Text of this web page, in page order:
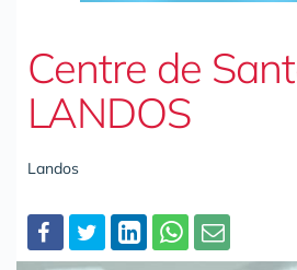
Centre de
LANDOS
Landos
Partager